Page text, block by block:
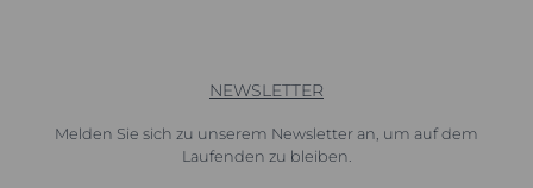
NEWSLETTER
Melden Sie sich zu unserem Newsletter an, um auf dem
Laufenden zu bleiben.